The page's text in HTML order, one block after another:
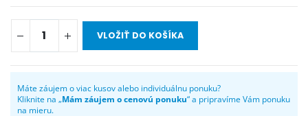
VLOŽIŤ DO KOŠÍKA
Máte záujem o viac kusov alebo individuálnu ponuku?
Kliknite na „Mám záujem o cenovú ponuku“ a pripravíme Vám ponuku
na mieru.